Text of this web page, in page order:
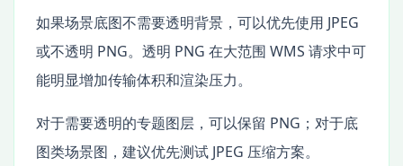
如果场景底图不需要透明背景，可以优先使用 JPEG
或不透明 PNG。透明 PNG 在大范围 WMS 请求中可
能明显增加传输体积和渲染压力。
对于需要透明的专题图层，可以保留 PNG；对于底
图类场景图，建议优先测试 JPEG 压缩方案。